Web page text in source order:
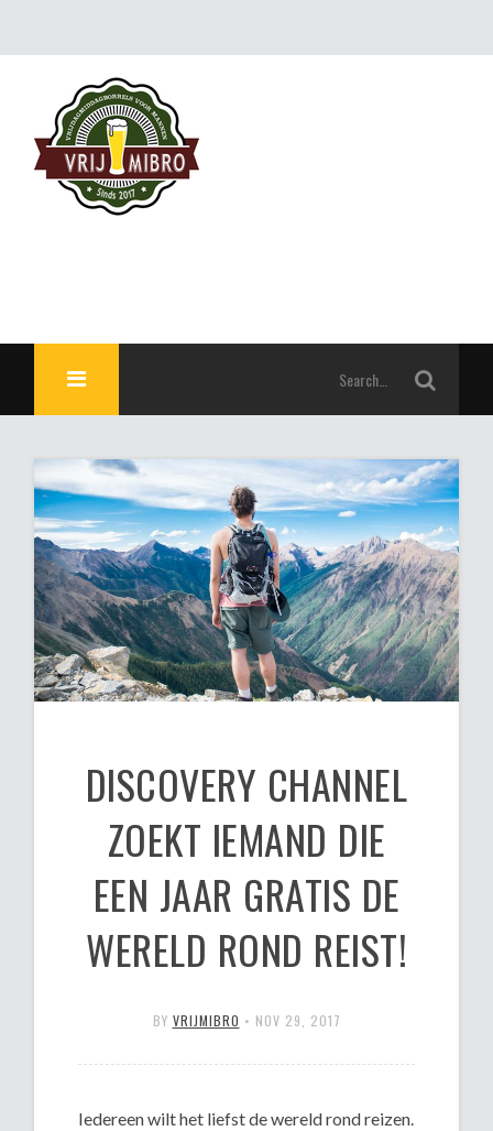
DISCOVERY CHANNEL
ZOEKT IEMAND DIE
EEN JAAR GRATIS DE
WERELD ROND REIST!
BY VRIJMIBRO • NOV 29, 2017
Iedereen wilt het liefst de wereld rond reizen.